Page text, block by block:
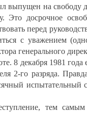
на свободу
Это досрочное
перед
с уважением
генерального
8 декабря 1981 года
2-го разряда.
испытательный
тем самым